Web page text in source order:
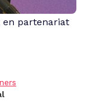
en partenariat